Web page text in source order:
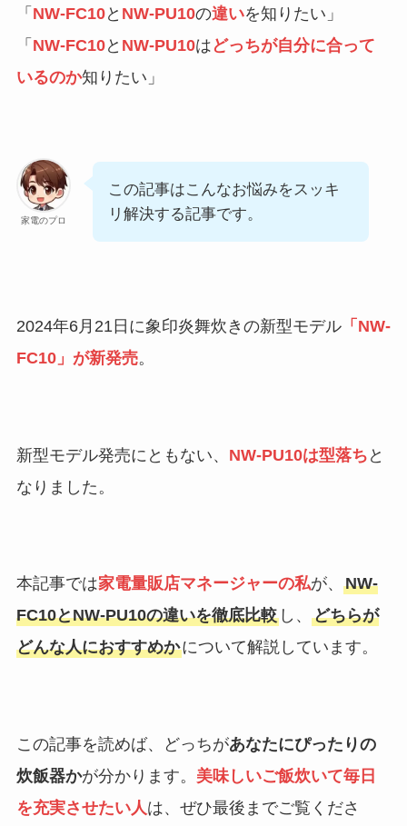
「 NW-FC10と NW-PU10の違いを知りたい」
「 NW-FC10と NW-PU10は どっちが自分に合って
いるのか知りたい」
家電のプロ
この記事はこんなお悩みをスッキ
リ解決する記事です。
2024年6月21日に象印炎舞炊きの新型モデル「NW-
FC10」が新発売。
新型モデル発売にともない、 NW-PU10は型落ち と
なりました。
本記事では家電量販店マネージャーの私が、 NW-
FC10とNW-PU10の違いを徹底比較し、 どちらが
どんな人におすすめかについて解説しています。
この記事を読めば、どっちがあなたにぴったりの
炊飯器かが分かります。 美味しいご飯炊いて毎日
を充実させたい人は、ぜひ最後までご覧くださ